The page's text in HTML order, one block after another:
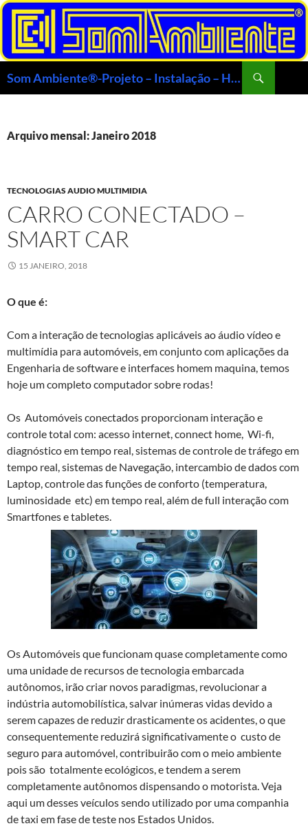
Saltar
para
conteúdo
Som Ambiente®-Projeto – Instalação – Home Theater – Automação- Multimídia Veículos
Arquivo mensal: Janeiro 2018
TECNOLOGIAS AUDIO MULTIMIDIA
CARRO CONECTADO –
SMART CAR
15 JANEIRO, 2018
O que é:
Com a interação de tecnologias aplicáveis ao áudio vídeo e
multimídia para automóveis, em conjunto com aplicações da
Engenharia de software e interfaces homem maquina, temos
hoje um completo computador sobre rodas!
Os Automóveis conectados proporcionam interação e
controle total com: acesso internet, connect home, Wi-fi,
diagnóstico em tempo real, sistemas de controle de tráfego em
tempo real, sistemas de Navegação, intercambio de dados com
Laptop, controle das funções de conforto (temperatura,
luminosidade etc) em tempo real, além de full interação com
Smartfones e tabletes.
Os Automóveis que funcionam quase completamente como
uma unidade de recursos de tecnologia embarcada
autônomos, irão criar novos paradigmas, revolucionar a
indústria automobilística, salvar inúmeras vidas devido a
serem capazes de reduzir drasticamente os acidentes, o que
consequentemente reduzirá significativamente o custo de
seguro para automóvel, contribuirão com o meio ambiente
pois são totalmente ecológicos, e tendem a serem
completamente autônomos dispensando o motorista. Veja
aqui um desses veículos sendo utilizado por uma companhia
de taxi em fase de teste nos Estados Unidos.